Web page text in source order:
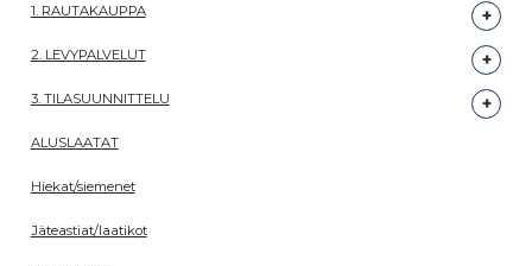
1. RAUTAKAUPPA
2. LEVYPALVELUT
3. TILASUUNNITTELU
ALUSLAATAT
Hiekat/siemenet
Jäteastiat/laatikot